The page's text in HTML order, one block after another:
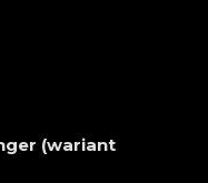
(wariant